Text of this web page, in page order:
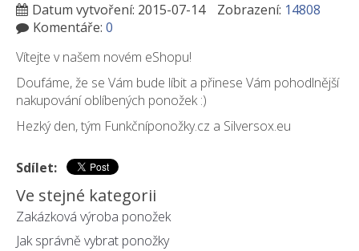
Datum vytvoření: 2015-07-14 Zobrazení: 14808
Komentáře: 0
Vítejte v našem novém eShopu!
Doufáme, že se Vám bude líbit a přinese Vám pohodlnější
nakupování oblíbených ponožek :)
Hezký den, tým Funkčníponožky.cz a Silversox.eu
Sdílet:
Ve stejné kategorii
Zakázková výroba ponožek
Jak správně vybrat ponožky